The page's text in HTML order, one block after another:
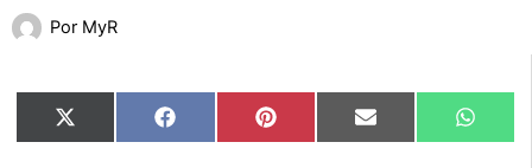
Por MyR
Compartir
en
X
(Twitter)
Compartir
en
Facebook Compartir
en
Pinterest Compartir
en
Email
en